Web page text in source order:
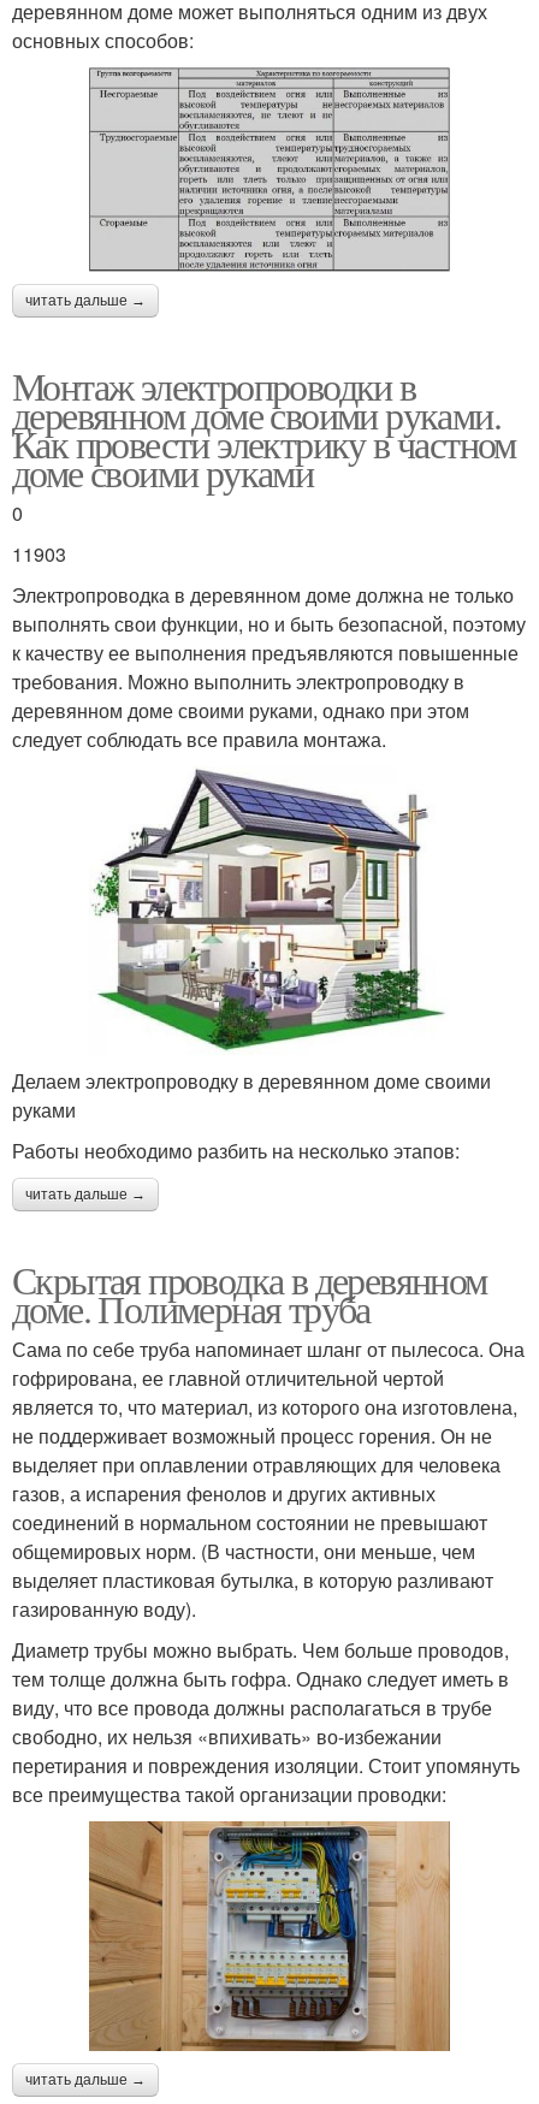
деревянном доме может выполняться одним из двух
основных способов:
читать дальше →
Монтаж электропроводки в
деревянном доме своими руками.
Как провести электрику в частном
доме своими руками
0
11903
Электропроводка в деревянном доме должна не только
выполнять свои функции, но и быть безопасной, поэтому
к качеству ее выполнения предъявляются повышенные
требования. Можно выполнить электропроводку в
деревянном доме своими руками, однако при этом
следует соблюдать все правила монтажа.
Делаем электропроводку в деревянном доме своими
руками
Работы необходимо разбить на несколько этапов:
читать дальше →
Скрытая проводка в деревянном
доме. Полимерная труба
Сама по себе труба напоминает шланг от пылесоса. Она
гофрирована, ее главной отличительной чертой
является то, что материал, из которого она изготовлена,
не поддерживает возможный процесс горения. Он не
выделяет при оплавлении отравляющих для человека
газов, а испарения фенолов и других активных
соединений в нормальном состоянии не превышают
общемировых норм. (В частности, они меньше, чем
выделяет пластиковая бутылка, в которую разливают
газированную воду).
Диаметр трубы можно выбрать. Чем больше проводов,
тем толще должна быть гофра. Однако следует иметь в
виду, что все провода должны располагаться в трубе
свободно, их нельзя «впихивать» во-избежании
перетирания и повреждения изоляции. Стоит упомянуть
все преимущества такой организации проводки:
читать дальше →